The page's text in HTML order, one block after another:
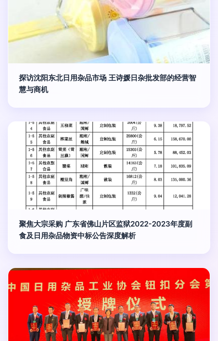
探访沈阳东北日用杂品市场 王诗媛日杂批发部的经营智
慧与商机
聚焦大宗采购 广东省佛山片区监狱2022-2023年度副
食及日用杂品物资中标公告深度解析